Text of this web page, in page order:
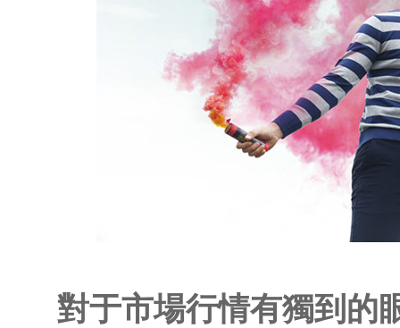
對于市場行情有獨到的